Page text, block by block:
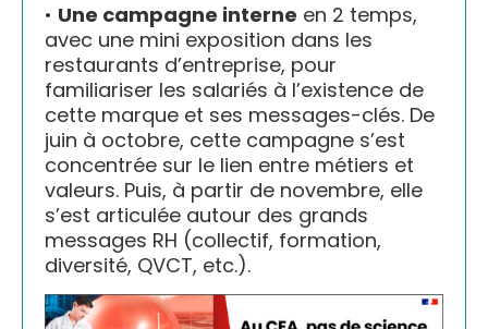
• Une campagne interne en 2 temps,
avec une mini exposition dans les
restaurants d’entreprise, pour
familiariser les salariés à l’existence de
cette marque et ses messages-clés. De
juin à octobre, cette campagne s’est
concentrée sur le lien entre métiers et
valeurs. Puis, à partir de novembre, elle
s’est articulée autour des grands
messages RH (collectif, formation,
diversité, QVCT, etc.).